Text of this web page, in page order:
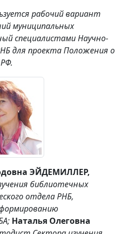
рабочий вариант
муниципальных
специалистами Научно-
для проекта Положения о
ЭЙДЕМИЛЛЕР,
библиотечных
отдела РНБ,
Наталья Олеговна